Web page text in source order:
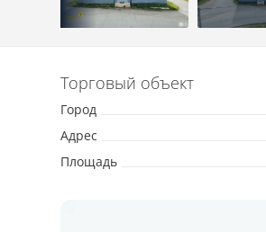
Торговый объект
Город
Адрес
Площадь